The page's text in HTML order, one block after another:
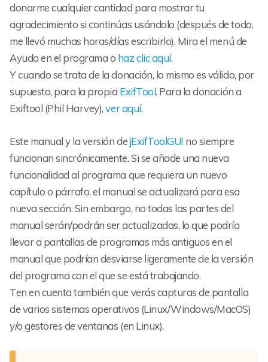
donarme cualquier cantidad para mostrar tu
agradecimiento si continúas usándolo (después de todo,
me llevó muchas horas/días escribirlo). Mira el menú de
Ayuda en el programa o haz clic aquí.
Y cuando se trata de la donación, lo mismo es válido, por
supuesto, para la propia ExifTool. Para la donación a
Exiftool (Phil Harvey),ver aquí.
Este manual y la versión dejExifToolGUI no siempre
funcionan sincrónicamente. Si se añade una nueva
funcionalidad al programa que requiera un nuevo
capítulo o párrafo, el manual se actualizará para esa
nueva sección. Sin embargo, no todas las partes del
manual serán/podrán ser actualizadas, lo que podría
llevar a pantallas de programas más antiguos en el
manual que podrían desviarse ligeramente de la versión
del programa con el que se está trabajando.
Ten en cuenta también que verás capturas de pantalla
de varios sistemas operativos (Linux/Windows/MacOS)
y/o gestores de ventanas (en Linux).